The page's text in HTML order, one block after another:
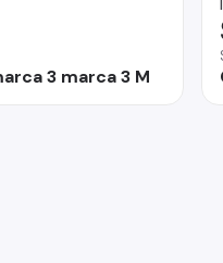
3 marca 3 M